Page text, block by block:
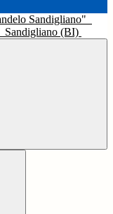
Sandigliano (BI)